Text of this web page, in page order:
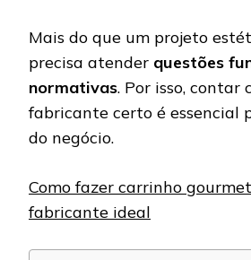
Mais do que um projeto
precisa atender questões
normativas. Por isso, contar
fabricante certo é essencial
do negócio.
Como fazer carrinho
fabricante ideal